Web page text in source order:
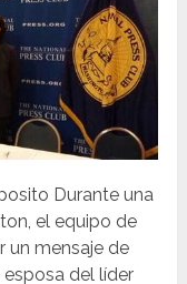
Durante una
el equipo de
un mensaje de
del líder